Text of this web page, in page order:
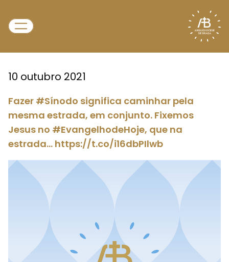
10 outubro 2021
Fazer #Sínodo significa caminhar pela
mesma estrada, em conjunto. Fixemos
Jesus no #EvangelhodeHoje, que na
estrada… https://t.co/i16dbPIlwb